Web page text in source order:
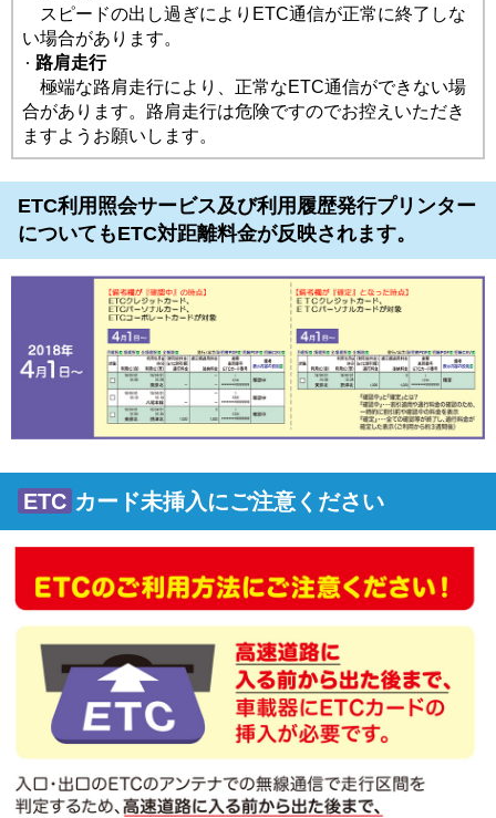
スピードの出し過ぎによりETC通信が正常に終了しな
い場合があります。
路肩走行
極端な路肩走行により、正常なETC通信ができない場
合があります。路肩走行は危険ですのでお控えいただき
ますようお願いします。
ETC利用照会サービス及び利用履歴発行プリンター
についてもETC対距離料金が反映されます。
ETC カード未挿入にご注意ください